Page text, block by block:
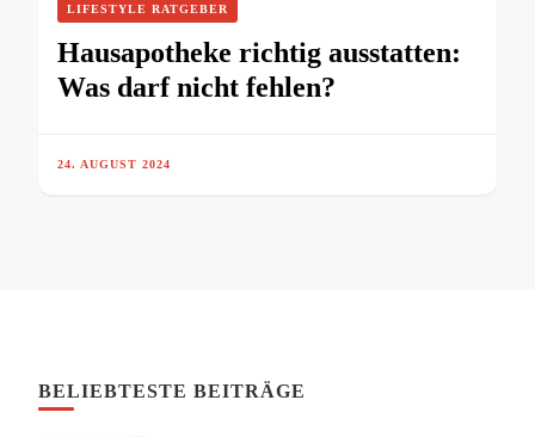
LIFESTYLE RATGEBER
Hausapotheke richtig ausstatten:
Was darf nicht fehlen?
24. AUGUST 2024
BELIEBTESTE BEITRÄGE